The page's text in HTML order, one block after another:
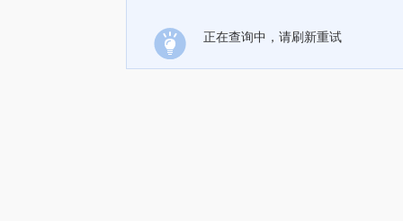
正在查询中，请刷新重试